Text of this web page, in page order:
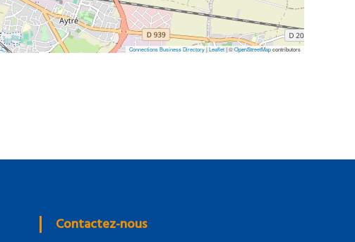
Connections Business Directory|Leaflet| ©OpenStreetMapcontributors
Contactez-nous